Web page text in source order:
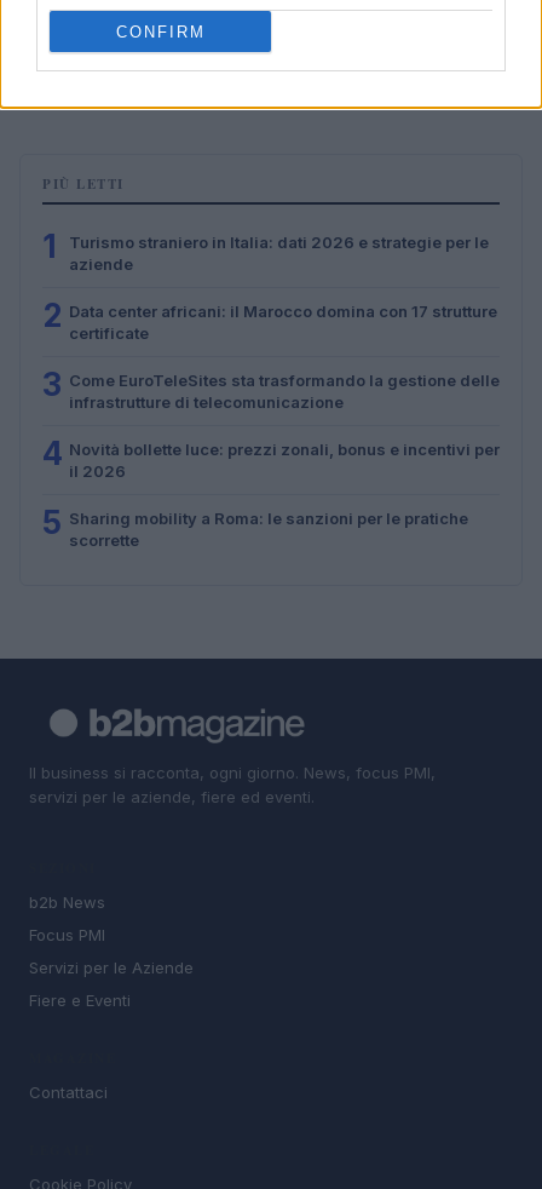
CONFIRM
Come EuroTeleSites sta trasformando la gestione
delle infrastrutture di telecomunicazione
PIÙ LETTI
1
Turismo straniero in Italia: dati 2026 e strategie per le
aziende
2 Data center africani: il Marocco domina con 17 strutture
certificate
3 Come EuroTeleSites sta trasformando la gestione delle
infrastrutture di telecomunicazione
4 Novità bollette luce: prezzi zonali, bonus e incentivi per
il 2026
5 Sharing mobility a Roma: le sanzioni per le pratiche
scorrette
Il business si racconta, ogni giorno. News, focus PMI,
servizi per le aziende, fiere ed eventi.
b2b News
Focus PMI
Servizi per le Aziende
Fiere e Eventi
Contattaci
Cookie Policy